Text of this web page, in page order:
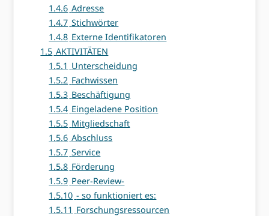
1.4.6 Adresse
1.4.7 Stichwörter
1.4.8 Externe Identifikatoren
1.5 AKTIVITÄTEN
1.5.1 Unterscheidung
1.5.2 Fachwissen
1.5.3 Beschäftigung
1.5.4 Eingeladene Position
1.5.5 Mitgliedschaft
1.5.6 Abschluss
1.5.7 Service
1.5.8 Förderung
1.5.9 Peer-Review-
1.5.10 - so funktioniert es:
1.5.11 Forschungsressourcen